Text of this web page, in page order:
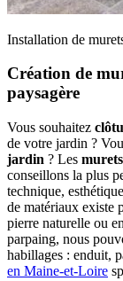
Installation de
Création de
paysagère
Vous souhaitez
de votre jardin ?
jardin ? Les murets
conseillons la plus
technique,
de matériaux existe
pierre naturelle ou
parpaing, nous
habillages : enduit,
en Maine-et-Loire